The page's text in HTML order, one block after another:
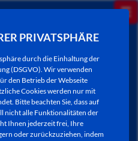
PRIVATSPHÄRE
durch die Einhaltung der
(DSGVO). Wir verwenden
den Betrieb der Webseite
Cookies werden nur mit
Bitte beachten Sie, dass auf
nicht alle Funktionalitäten der
Ihnen jederzeit frei, Ihre
oder zurückzuziehen, indem